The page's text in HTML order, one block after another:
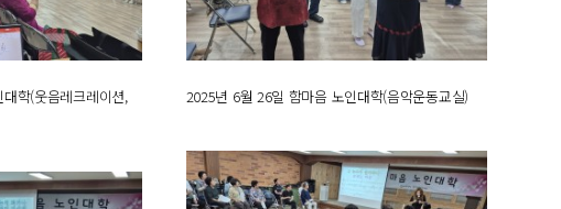
학(웃음레크레이션,
2025년 6월 26일 함마음 노인대학(음악운동교실)